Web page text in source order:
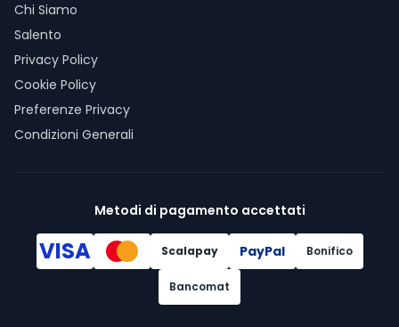
Chi Siamo
Salento
Privacy Policy
Cookie Policy
Preferenze Privacy
Condizioni Generali
Metodi di pagamento accettati
VISA Scalapay PayPal Bonifico
Bancomat